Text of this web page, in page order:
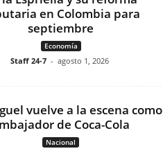
en Colombia para
septiembre
Economía
Staff 24-7 - agosto 1, 2026
vuelve a la escena como
de Coca-Cola
Nacional